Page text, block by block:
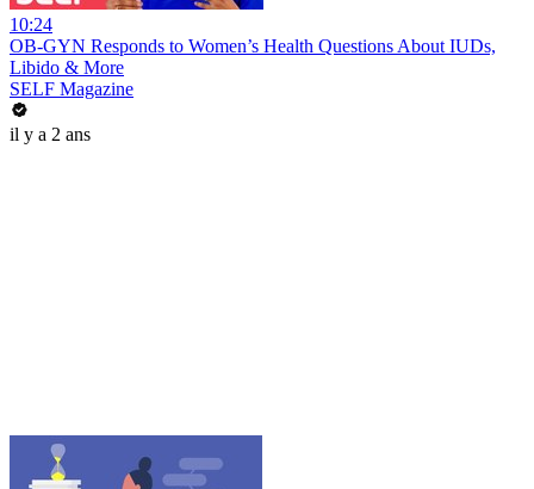
10:24
OB-GYN Responds to Women’s Health Questions About IUDs,
Libido & More
SELF Magazine
il y a 2 ans